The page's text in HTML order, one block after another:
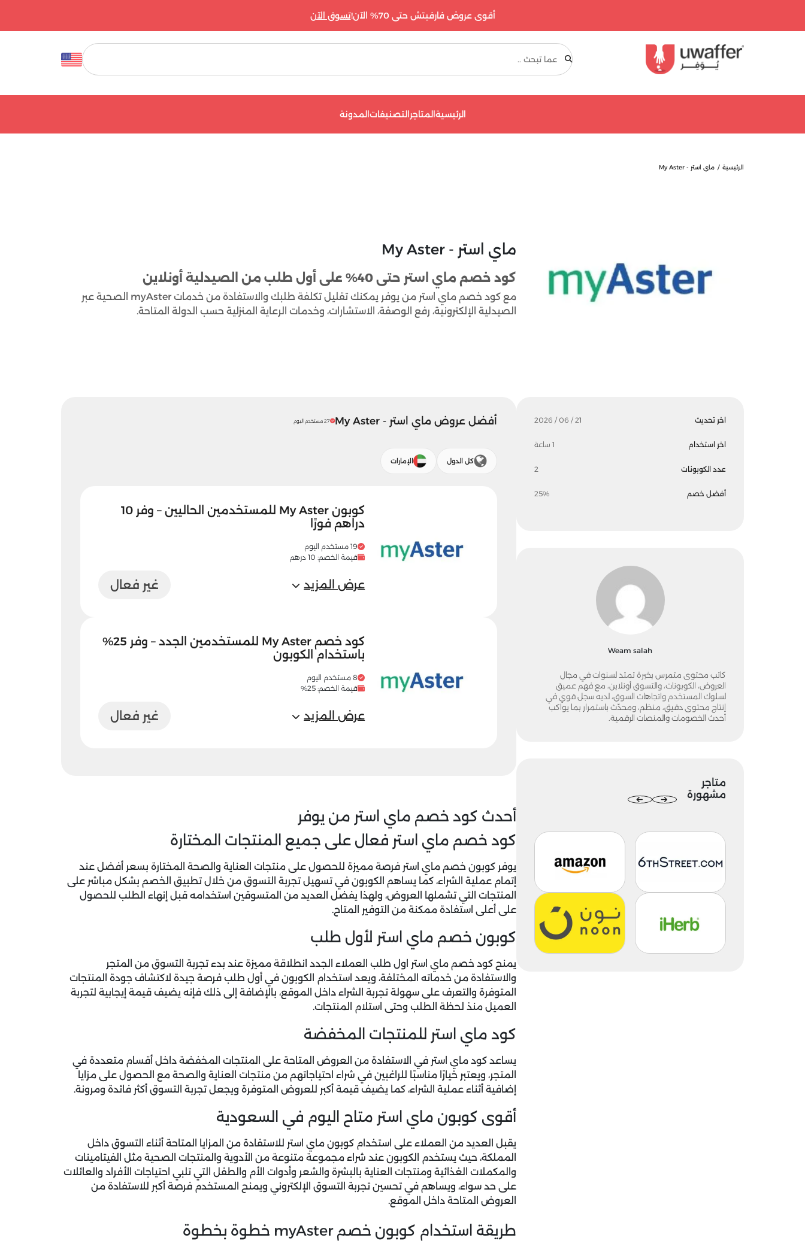
أقوى عروض فارفيتش حتى 70% الآن! تسوق الآن
بحث
الرئيسيةالمتاجرالتصنيفاتالمدونة
الرئيسية ماي استر - My Aster
ماي استر - My Aster
كود خصم ماي استر حتى 40% على أول طلب من الصيدلية أونلاين
مع كود خصم ماي استر من يوفر يمكنك تقليل تكلفة طلبك والاستفادة من خدمات myAster الصحية عبر
الصيدلية الإلكترونية، رفع الوصفة، الاستشارات، وخدمات الرعاية المنزلية حسب الدولة المتاحة.
اخر تحديث 21 / 06 / 2026
اخر استخدام 1 ساعة
عدد الكوبونات 2
أفضل خصم 25%
Weam salah
كاتب محتوى متمرس بخبرة تمتد لسنوات في مجال
العروض، الكوبونات، والتسوق أونلاين، مع فهم عميق
لسلوك المستخدم واتجاهات السوق، لديه سجل قوي في
إنتاج محتوى دقيق، منظم، ومحدّث باستمرار بما يواكب
أحدث الخصومات والمنصات الرقمية.
متاجر
مشهورة
أفضل عروض ماي استر - My Aster 27 مستخدم اليوم
كل الدول الإمارات
كوبون My Aster للمستخدمين الحاليين – وفر 10
دراهم فورًا
19 مستخدم اليوم
قيمة الخصم: 10 درهم
عرض المزيد غير فعال
كود خصم My Aster للمستخدمين الجدد – وفر 25%
باستخدام الكوبون
8 مستخدم اليوم
قيمة الخصم: 25%
عرض المزيد غير فعال
أحدث كود خصم ماي استر من يوفر
كود خصم ماي استر فعال على جميع المنتجات المختارة
يوفر كوبون خصم ماي استر فرصة مميزة للحصول على منتجات العناية والصحة المختارة بسعر أفضل عند
إتمام عملية الشراء، كما يساهم الكوبون في تسهيل تجربة التسوق من خلال تطبيق الخصم بشكل مباشر على
المنتجات التي تشملها العروض، ولهذا يفضل العديد من المتسوقين استخدامه قبل إنهاء الطلب للحصول
على أعلى استفادة ممكنة من التوفير المتاح.
كوبون خصم ماي استر لأول طلب
يمنح كود خصم ماي استر اول طلب العملاء الجدد انطلاقة مميزة عند بدء تجربة التسوق من المتجر
والاستفادة من خدماته المختلفة، ويعد استخدام الكوبون في أول طلب فرصة جيدة لاكتشاف جودة المنتجات
المتوفرة والتعرف على سهولة تجربة الشراء داخل الموقع، بالإضافة إلى ذلك فإنه يضيف قيمة إيجابية لتجربة
العميل منذ لحظة الطلب وحتى استلام المنتجات.
كود ماي استر للمنتجات المخفضة
يساعد كود ماي استر في الاستفادة من العروض المتاحة على المنتجات المخفضة داخل أقسام متعددة في
المتجر، ويعتبر خيارًا مناسبًا للراغبين في شراء احتياجاتهم من منتجات العناية والصحة مع الحصول على مزايا
إضافية أثناء عملية الشراء، كما يضيف قيمة أكبر للعروض المتوفرة ويجعل تجربة التسوق أكثر فائدة ومرونة.
أقوى كوبون ماي استر متاح اليوم في السعودية
يقبل العديد من العملاء على استخدام كوبون ماي استر للاستفادة من المزايا المتاحة أثناء التسوق داخل
المملكة، حيث يستخدم الكوبون عند شراء مجموعة متنوعة من الأدوية والمنتجات الصحية مثل الفيتامينات
والمكملات الغذائية ومنتجات العناية بالبشرة والشعر وأدوات الأم والطفل التي تلبي احتياجات الأفراد والعائلات
على حد سواء، ويساهم في تحسين تجربة التسوق الإلكتروني ويمنح المستخدم فرصة أكبر للاستفادة من
العروض المتاحة داخل الموقع.
طريقة استخدام كوبون خصم myAster خطوة بخطوة